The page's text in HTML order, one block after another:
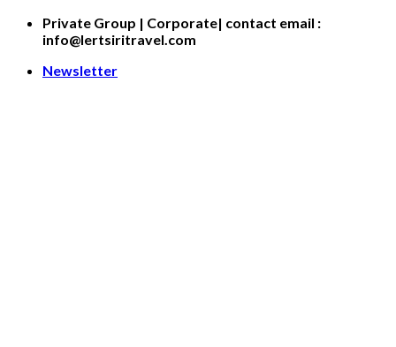
Skip
Private Group | Corporate| contact email :
info@lertsiritravel.com
Newsletter